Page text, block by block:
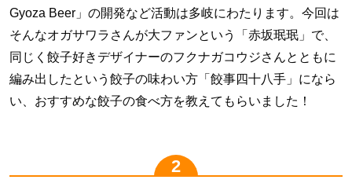
Gyoza Beer」の開発など活動は多岐にわたります。今回は
そんなオガサワラさんが大ファンという「赤坂珉珉」で、
同じく餃子好きデザイナーのフクナガコウジさんとともに
編み出したという餃子の味わい方「餃事四十八手」になら
い、おすすめな餃子の食べ方を教えてもらいました！